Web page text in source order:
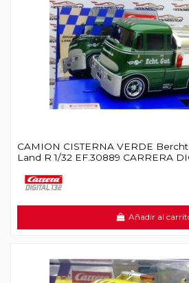
CAMION CISTERNA VERDE
Land R 1/32 EF.30889 CARRERA
Añadir al